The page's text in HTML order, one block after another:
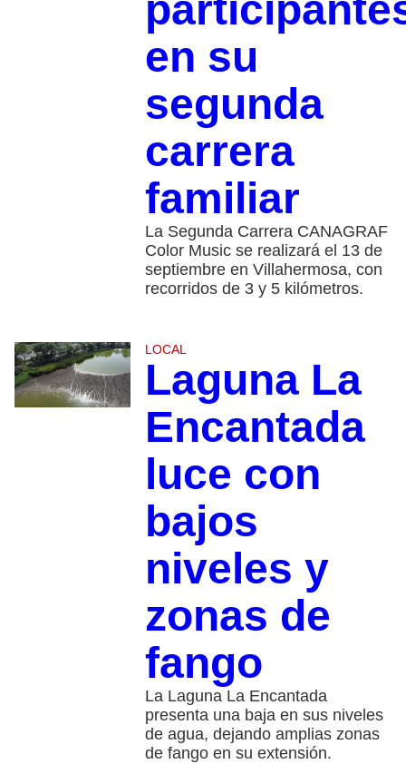
en su
segunda
carrera
familiar
La Segunda Carrera CANAGRAF
Color Music se realizará el 13 de
septiembre en Villahermosa, con
recorridos de 3 y 5 kilómetros.
LOCAL
Laguna La
Encantada
luce con
bajos
niveles y
zonas de
fango
La Laguna La Encantada
presenta una baja en sus niveles
de agua, dejando amplias zonas
de fango en su extensión.